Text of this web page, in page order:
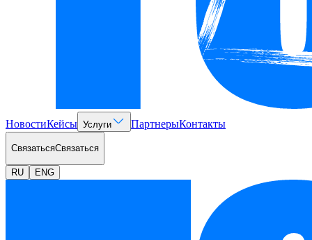
НовостиКейсы Услуги ПартнерыКонтакты
СвязатьсяСвязаться
RU ENG